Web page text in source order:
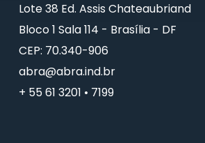
Lote 38 Ed. Assis Chateaubriand
Bloco 1 Sala 114 - Brasília - DF
CEP: 70.340-906
abra@abra.ind.br
+ 55 61 3201 • 7199